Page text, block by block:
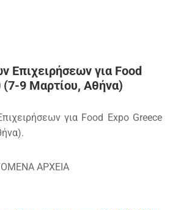
Επιχειρήσεων για Food
(7-9 Μαρτίου, Αθήνα)
για Food Expo Greece
ΑΡΧΕΙΑ